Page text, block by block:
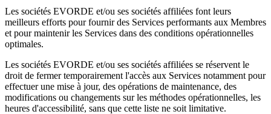
Les sociétés EVORDE et/ou ses sociétés affiliées font leurs
meilleurs efforts pour fournir des Services performants aux Membres
et pour maintenir les Services dans des conditions opérationnelles
optimales.
Les sociétés EVORDE et/ou ses sociétés affiliées se réservent le
droit de fermer temporairement l'accès aux Services notamment pour
effectuer une mise à jour, des opérations de maintenance, des
modifications ou changements sur les méthodes opérationnelles, les
heures d'accessibilité, sans que cette liste ne soit limitative.